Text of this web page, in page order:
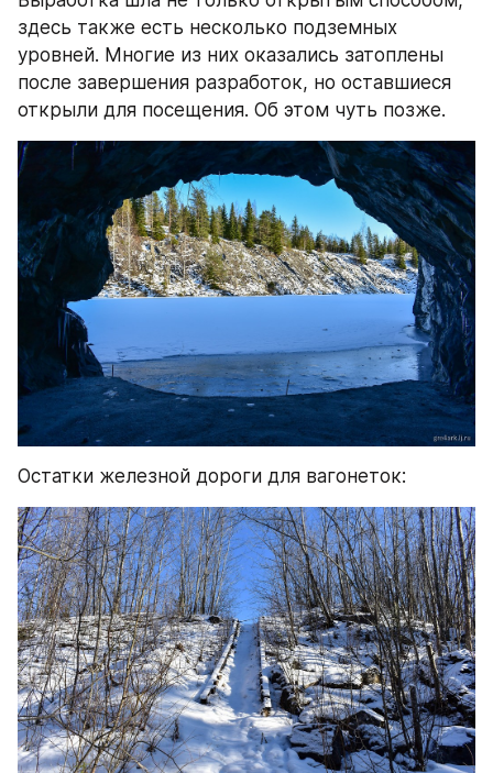
здесь также есть несколько подземных
уровней. Многие из них оказались затоплены
после завершения разработок, но оставшиеся
открыли для посещения. Об этом чуть позже.
Остатки железной дороги для вагонеток: